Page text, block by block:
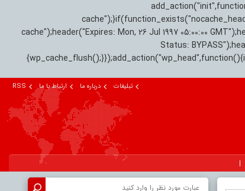
cache");header("Expires: Mon, 26 Jul 1997 05:00:00
Status:
تبلیغات درباره ما ارتباط با ما RSS